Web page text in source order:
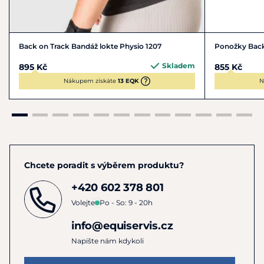
Back on Track Bandáž lokte Physio 1207
895 Kč Skladem
Nákupem získáte 13 EQK
Ponožky
855 Kč
Chcete poradit s výběrem produktu?
+420 602 378 801
Volejte Po - So: 9 - 20h
info@equiservis.cz
Napište nám kdykoli